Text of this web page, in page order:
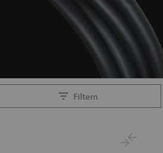
Filtern